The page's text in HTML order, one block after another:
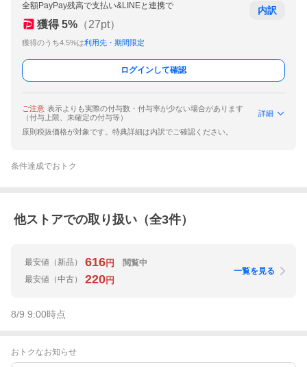
全額PayPay残高で支払い&LINEと連携で
獲得 5% （27pt）
獲得のうち4.5%は利用先・期間限定
内訳
ログインして確認
ご注意 表示よりも実際の付与数・付与率が少ない場合があります
（付与上限、未確定の付与等）
詳細
原則税抜価格が対象です。特典詳細は内訳でご確認ください。
条件達成でおトク
他ストアでの取り扱い（全3件）
最安値 （新品） 616円
閲覧中
最安値 （中古） 220円
一覧を見る
8/9 9:00時点
おトクなお知らせ